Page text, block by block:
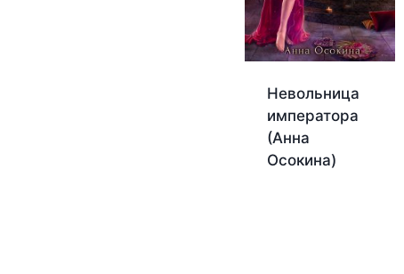
Невольница
императора
(Анна
Осокина)